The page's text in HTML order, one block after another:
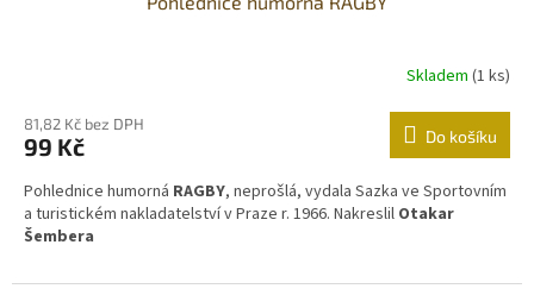
Skladem (1 ks)
81,82 Kč bez DPH
99 Kč Do košíku
Pohlednice humorná RAGBY, neprošlá, vydala Sazka ve Sportovním
a turistickém nakladatelství v Praze r. 1966. Nakreslil Otakar
Šembera